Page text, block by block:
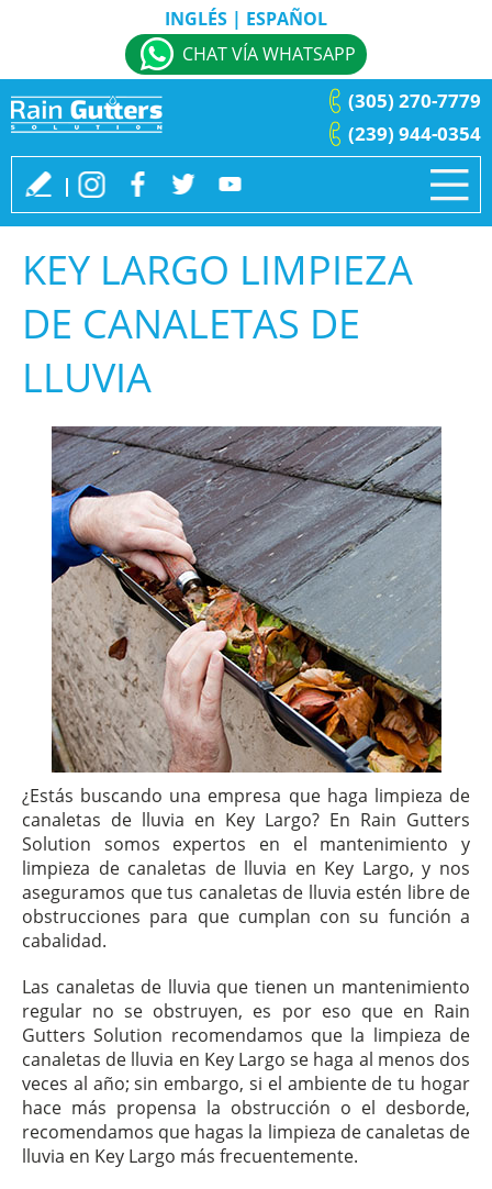
INGLÉS | ESPAÑOL
CHAT VÍA WHATSAPP
(239) 944-0354
(305) 270-7779
KEY LARGO LIMPIEZA
DE CANALETAS DE
LLUVIA
¿Estás buscando una empresa que haga limpieza de
canaletas de lluvia en Key Largo? En Rain Gutters
Solution somos expertos en el mantenimiento y
limpieza de canaletas de lluvia en Key Largo, y nos
aseguramos que tus canaletas de lluvia estén libre de
obstrucciones para que cumplan con su función a
cabalidad.
Las canaletas de lluvia que tienen un mantenimiento
regular no se obstruyen, es por eso que en Rain
Gutters Solution recomendamos que la limpieza de
canaletas de lluvia en Key Largo se haga al menos dos
veces al año; sin embargo, si el ambiente de tu hogar
hace más propensa la obstrucción o el desborde,
recomendamos que hagas la limpieza de canaletas de
lluvia en Key Largo más frecuentemente.